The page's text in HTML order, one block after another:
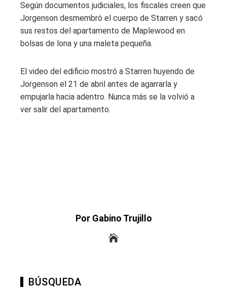
Según documentos judiciales, los fiscales creen que
Jorgenson desmembró el cuerpo de Starren y sacó
sus restos del apartamento de Maplewood en
bolsas de lona y una maleta pequeña.
El video del edificio mostró a Starren huyendo de
Jorgenson el 21 de abril antes de agarrarla y
empujarla hacia adentro. Nunca más se la volvió a
ver salir del apartamento.
Por Gabino Trujillo
BÚSQUEDA